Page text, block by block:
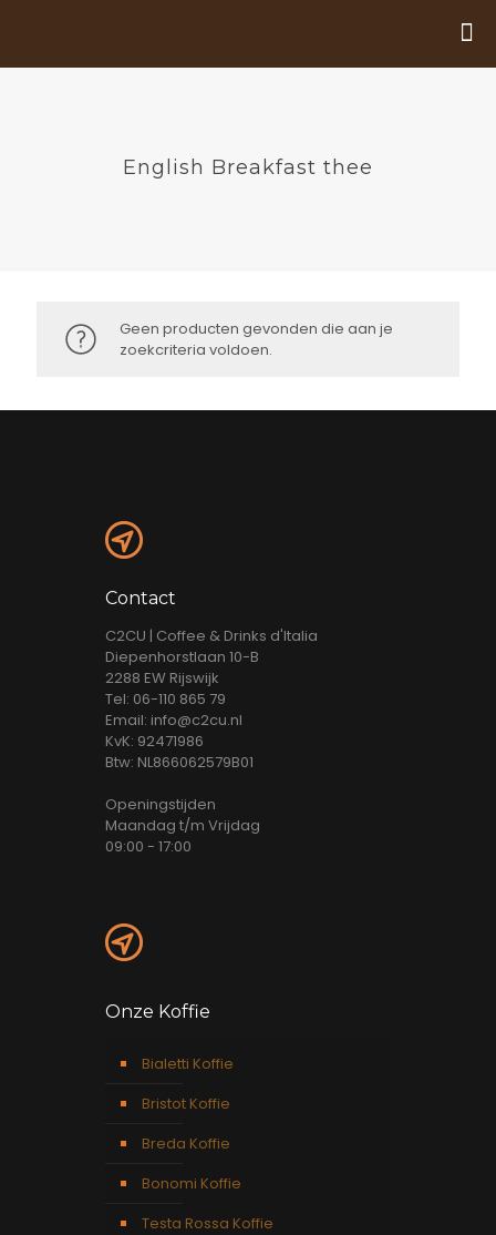
English Breakfast thee
Geen producten gevonden die aan je
zoekcriteria voldoen.
Contact
C2CU | Coffee & Drinks d'Italia
Diepenhorstlaan 10-B
2288 EW Rijswijk
Tel: 06-110 865 79
Email: info@c2cu.nl
KvK: 92471986
Btw: NL866062579B01
Openingstijden
Maandag t/m Vrijdag
09:00 - 17:00
Onze Koffie
Bialetti Koffie
Bristot Koffie
Breda Koffie
Bonomi Koffie
Testa Rossa Koffie